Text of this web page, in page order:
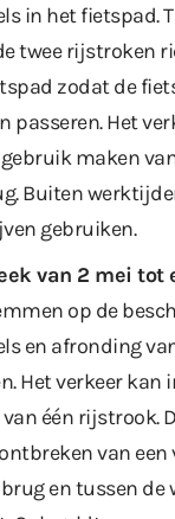
in het fietspad.
twee rijstroken
zodat de
passeren. Het
maken
Buiten
gebruiken.
van 2 mei tot
op de
en afronding
Het verkeer kan
één rijstrook.
van
en tussen de